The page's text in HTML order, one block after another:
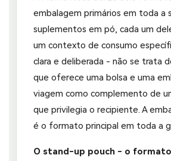
embalagem primários em toda a
suplementos em pó, cada um
um contexto de consumo
clara e deliberada - não se trata
que oferece uma bolsa e uma
viagem como complemento de
que privilegia o recipiente. A
é o formato principal em toda a
O stand-up pouch - o